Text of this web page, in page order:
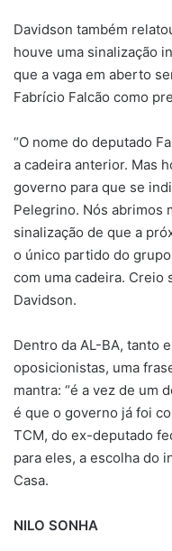
Davidson também
houve uma sinalização
que a vaga em aberto
Fabrício Falcão como
“O nome do deputado
a cadeira anterior. Mas
governo para que se
Pelegrino. Nós abrimos
sinalização de que a
o único partido do
com uma cadeira. Creio
Davidson.
Dentro da AL-BA, tanto
oposicionistas, uma
mantra: “é a vez de um
é que o governo já foi
TCM, do ex-deputado
para eles, a escolha do
Casa.
NILO SONHA